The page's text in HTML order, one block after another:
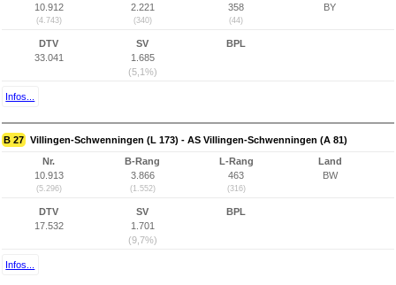
10.912
(4.743)
2.221
(340)
358
(44)
BY
DTV
33.041
SV
1.685
(5,1%)
BPL
Infos...
B 27 Villingen-Schwenningen (L 173) - AS Villingen-Schwenningen (A 81)
Nr.
10.913
(5.296)
B-Rang
3.866
(1.552)
L-Rang
463
(316)
Land
BW
DTV
17.532
SV
1.701
(9,7%)
BPL
Infos...